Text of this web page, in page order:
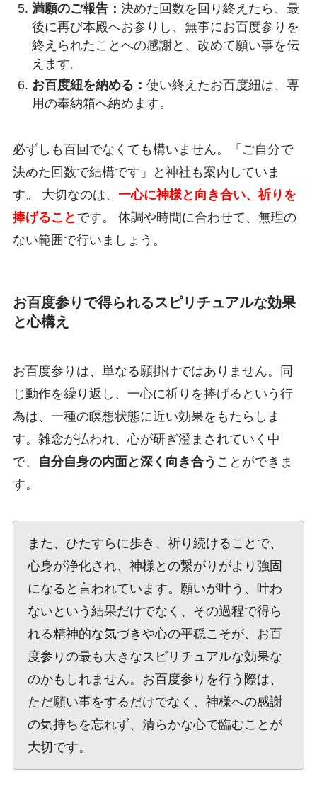
満願のご報告： 決めた回数を回り終えたら、最
後に再び本殿へお参りし、無事にお百度参りを
終えられたことへの感謝と、改めて願い事を伝
えます。
お百度紐を納める： 使い終えたお百度紐は、専
用の奉納箱へ納めます。
必ずしも百回でなくても構いません。「ご自分で
決めた回数で結構です」と神社も案内していま
す。 大切なのは、 一心に神様と向き合い、祈りを
捧げること です。 体調や時間に合わせて、無理の
ない範囲で行いましょう。
お百度参りで得られるスピリチュアルな効果
と心構え
お百度参りは、単なる願掛けではありません。同
じ動作を繰り返し、一心に祈りを捧げるという行
為は、一種の瞑想状態に近い効果をもたらしま
す。雑念が払われ、心が研ぎ澄まされていく中
で、
自分自身の内面と深く向き合う ことができま
す。
また、ひたすらに歩き、祈り続けることで、
心身が浄化され、神様との繋がりがより強固
になると言われています。願いが叶う、叶わ
ないという結果だけでなく、その過程で得ら
れる精神的な気づきや心の平穏こそが、お百
度参りの最も大きなスピリチュアルな効果な
のかもしれません。お百度参りを行う際は、
ただ願い事をするだけでなく、神様への感謝
の気持ちを忘れず、清らかな心で臨むことが
大切です。